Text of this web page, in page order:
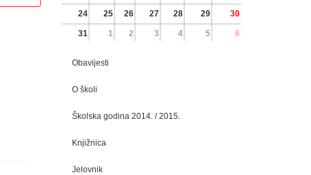
24 25 26 27 28 29 30
31 1 2 3 4 5 6
Obavijesti
O školi
Školska godina 2014. / 2015.
Knjižnica
Jelovnik